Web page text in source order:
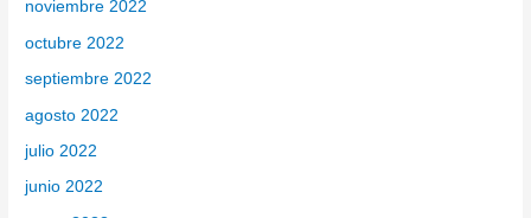
noviembre 2022
octubre 2022
septiembre 2022
agosto 2022
julio 2022
junio 2022